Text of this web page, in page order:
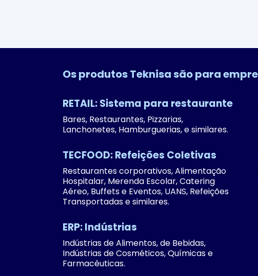
Os produtos Teknisa são para
RETAIL: Sistema para restaurante
Bares, Restaurantes, Pizzarias,
Lanchonetes, Hamburguerias, e similares.
TECFOOD: Refeições Coletivas
Restaurantes corporativos, Alimentação
Hospitalar, Merenda Escolar, Catering
Aéreo, Buffets e Eventos, UANS, Refeições
Transportadas e similares.
ERP: Indústrias
Indústrias de Alimentos, de Bebidas,
Indústrias de Cosméticos, Químicas e
Farmacêuticas.